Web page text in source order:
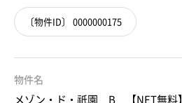
〔物件ID〕 0000000175
物件名
メゾン・ド・祇園 B 【NET無料】